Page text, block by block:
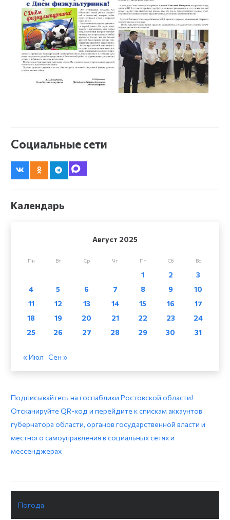
Социальные сети
Календарь
Август 2025
Пн Вт Ср Чт Пт Сб Вс
1 2
3
4
5 6 7 8 9
10
11
12 13 14 15 16
17
18
19 20 21 22 23
24
25
26 27 28 29 30 31
« Июл Сен »
Подписывайтесь на госпаблики Ростовской области!
Отсканируйте QR-код и перейдите к спискам аккаунтов
губернатора области, органов государственной власти и
местного самоуправления в социальных сетях и
мессенджерах
Погода